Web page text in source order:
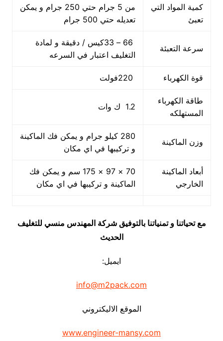
كمية المواد التي
تعبئ
من 5 جرام حتي 250 جرام و يمكن
تعديله حتي 500 جرام
سرعة التعبئة
66 – 33كيس / دقيقة و لمادة
التغليف اعتبار في السرعه
قوة الكهرباء
طاقة الكهرباء
المستهلكه
1.2 ك وات
وزن الماكينة
280 كيلو جرام و يمكن فك الماكينة
و تركيبها في اي مكان
أبعاد الماكينة
الخارجي
70 × 97 × 175 سم و يمكن فك
الماكينة و تركيبها في اي مكان
مع تحياتنا و تمنياتنا بالتوفيق شركة المهندس منسي للتغليف
الحديث
ايميل:
info@m2pack.com
الموقع الاليكتروني
www.engineer-mansy.com